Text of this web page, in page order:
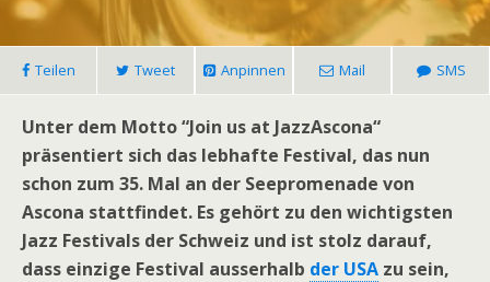
Teilen Tweet Anpinnen Mail SMS
Unter dem Motto “Join us at JazzAscona“
präsentiert sich das lebhafte Festival, das nun
schon zum 35. Mal an der Seepromenade von
Ascona stattfindet. Es gehört zu den wichtigsten
Jazz Festivals der Schweiz und ist stolz darauf,
dass einzige Festival ausserhalb der USA zu sein,